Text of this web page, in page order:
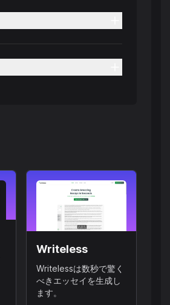
Writeless
Writelessは数秒で驚く
べきエッセイを生成し
ます。